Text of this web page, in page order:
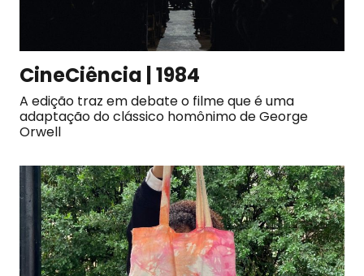
CineCiência | 1984
A edição traz em debate o filme que é uma
adaptação do clássico homônimo de George
Orwell